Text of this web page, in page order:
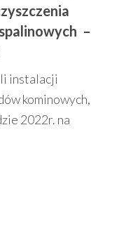
–
instalacji
kominowych,
2022r. na